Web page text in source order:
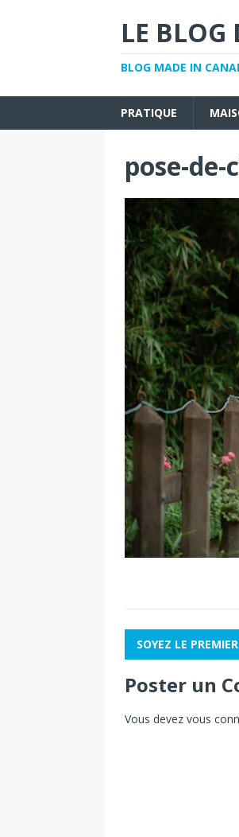
LE
BLOG MADE IN
PRATIQUE
pose-
SOYEZ LE
Poster un
Vous devez vous